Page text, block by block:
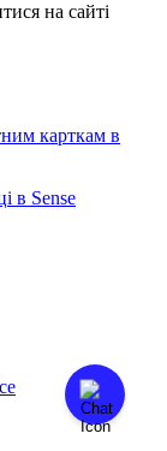
тися на сайті
ним карткам в
і в Sense